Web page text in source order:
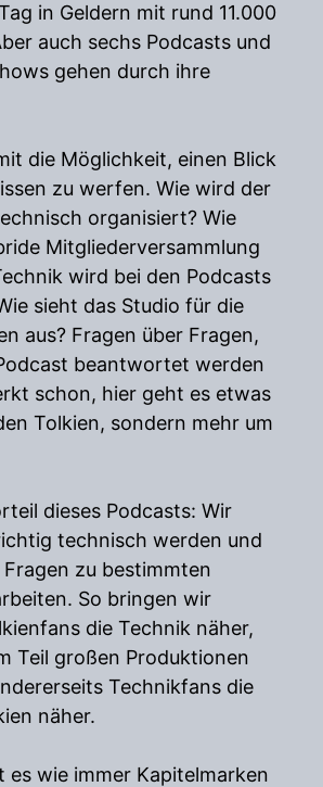
in Geldern mit rund 11.000
auch sechs Podcasts und
gehen durch ihre
die Möglichkeit, einen Blick
zu werfen. Wie wird der
organisiert? Wie
Mitgliederversammlung
wird bei den Podcasts
sieht das Studio für die
aus? Fragen über Fragen,
beantwortet werden
schon, hier geht es etwas
Tolkien, sondern mehr um
dieses Podcasts: Wir
technisch werden und
Fragen zu bestimmten
So bringen wir
die Technik näher,
Teil großen Produktionen
Technikfans die
näher.
es wie immer Kapitelmarken